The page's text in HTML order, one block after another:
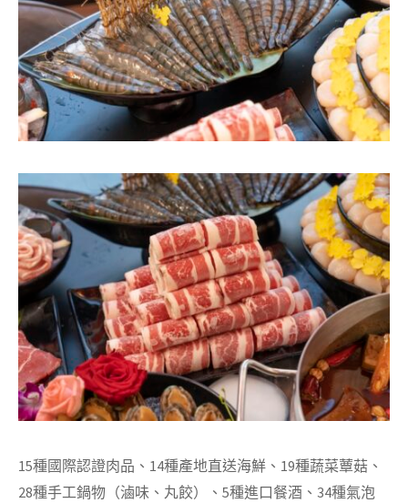
15種國際認證肉品、14種產地直送海鮮、19種蔬菜蕈菇、
28種手工鍋物（滷味、丸餃）、5種進口餐酒、34種氣泡